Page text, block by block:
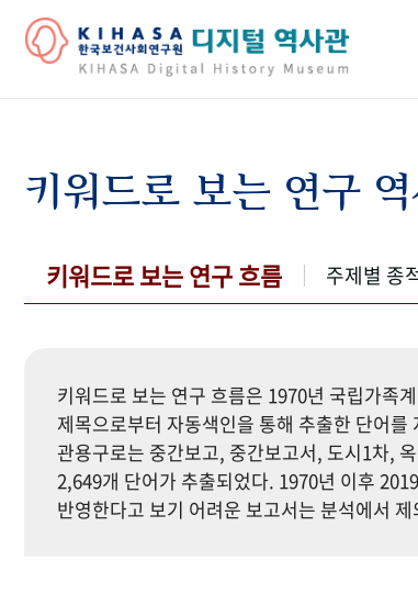
키워드로 보는 연구
키워드로 보는 연구 흐름 주제별 종
키워드로 보는 연구 흐름은 1970년 국립가족
제목으로부터 자동색인을 통해 추출한 단어
관용구로는 중간보고, 중간보고서, 도시1차,
2,649개 단어가 추출되었다. 1970년 이후
반영한다고 보기 어려운 보고서는 분석에서